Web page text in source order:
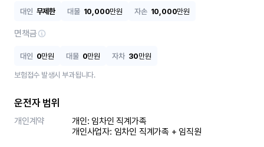
대인 무제한 대물 10,000만원 자손 10,000만원
면책금
대인 0만원 대물 0만원 자차 30만원
보험접수 발생시 부과됩니다.
운전자 범위
개인계약
개인: 임차인 직계가족
개인사업자: 임차인 직계가족 + 임직원